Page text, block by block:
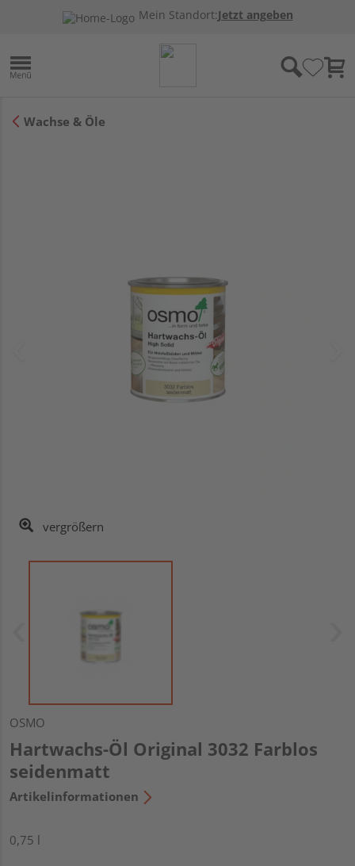
Mein Standort:Jetzt angeben
Wachse & Öle
vergrößern
OSMO
Hartwachs-Öl Original 3032 Farblos
seidenmatt
Artikelinformationen
0,75 l